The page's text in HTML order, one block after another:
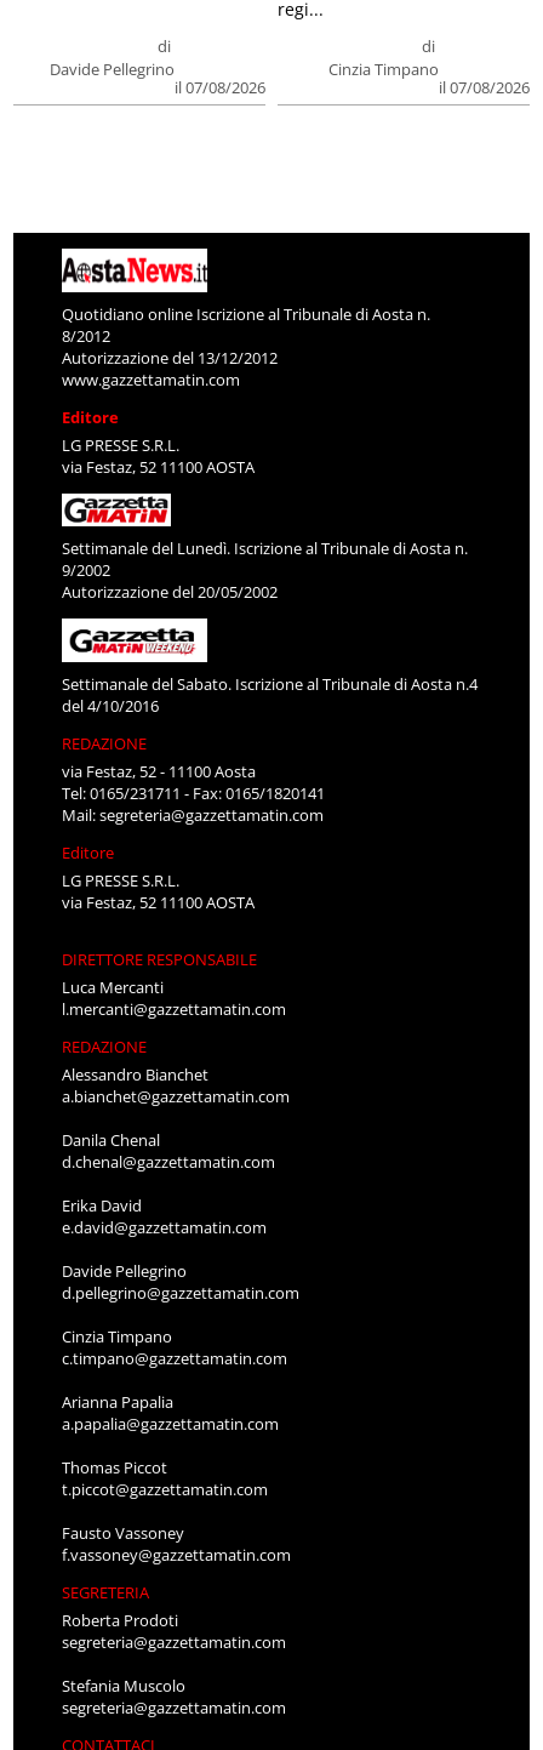
di
Davide Pellegrino
il 07/08/2026
di
Cinzia Timpano
il 07/08/2026
regi...
Quotidiano online Iscrizione al Tribunale di Aosta n.
8/2012
Autorizzazione del 13/12/2012
www.gazzettamatin.com
Editore
LG PRESSE S.R.L.
via Festaz, 52 11100 AOSTA
Settimanale del Lunedì. Iscrizione al Tribunale di Aosta n.
9/2002
Autorizzazione del 20/05/2002
Settimanale del Sabato. Iscrizione al Tribunale di Aosta n.4
del 4/10/2016
REDAZIONE
via Festaz, 52 - 11100 Aosta
Tel: 0165/231711 - Fax: 0165/1820141
Mail:segreteria@gazzettamatin.com
Editore
LG PRESSE S.R.L.
via Festaz, 52 11100 AOSTA
DIRETTORE RESPONSABILE
Luca Mercanti
l.mercanti@gazzettamatin.com
REDAZIONE
Alessandro Bianchet
a.bianchet@gazzettamatin.com
Danila Chenal
d.chenal@gazzettamatin.com
Erika David
e.david@gazzettamatin.com
Davide Pellegrino
d.pellegrino@gazzettamatin.com
Cinzia Timpano
c.timpano@gazzettamatin.com
Arianna Papalia
a.papalia@gazzettamatin.com
Thomas Piccot
t.piccot@gazzettamatin.com
Fausto Vassoney
f.vassoney@gazzettamatin.com
SEGRETERIA
Roberta Prodoti
segreteria@gazzettamatin.com
Stefania Muscolo
segreteria@gazzettamatin.com
CONTATTACI